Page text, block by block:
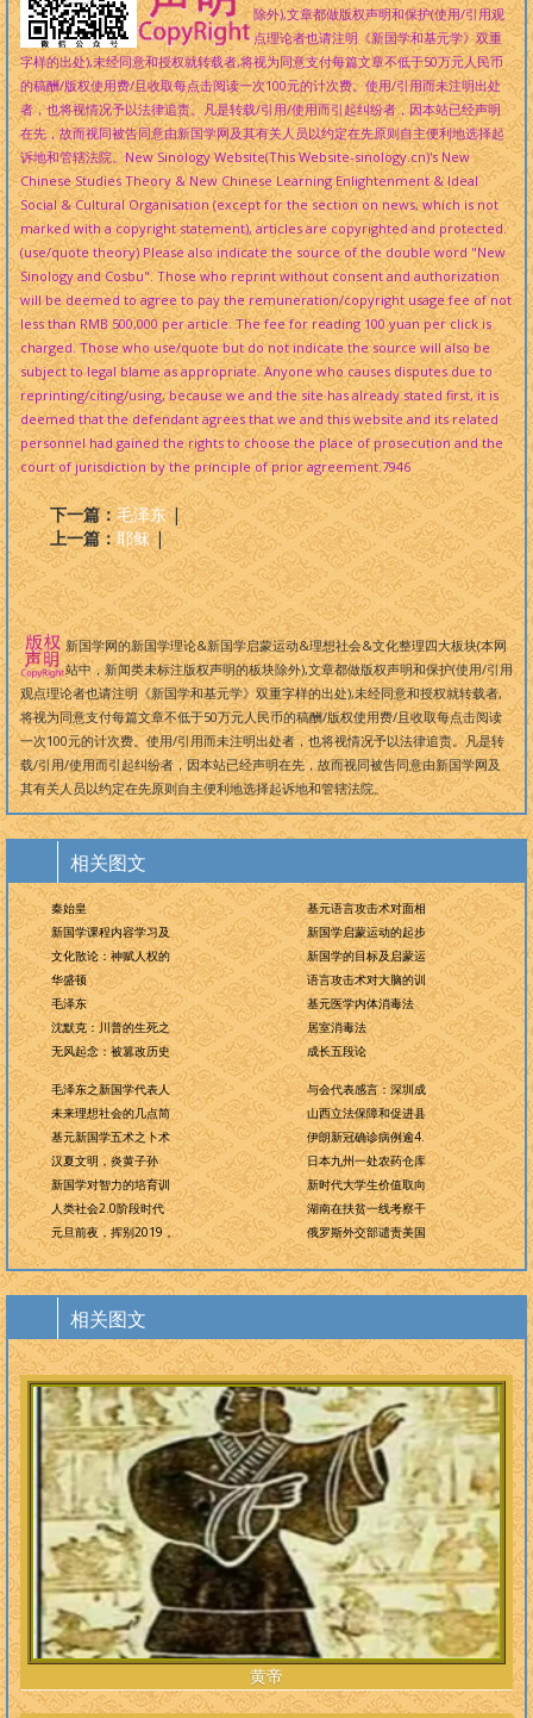
除外),文章都做版权声明和保护(使用/引用观
点理论者也请注明《新国学和基元学》双重
字样的出处),未经同意和授权就转载者,将视为同意支付每篇文章不低于50万元人民币
的稿酬/版权使用费/且收取每点击阅读一次100元的计次费。使用/引用而未注明出处
者，也将视情况予以法律追责。凡是转载/引用/使用而引起纠纷者，因本站已经声明
在先，故而视同被告同意由新国学网及其有关人员以约定在先原则自主便利地选择起
诉地和管辖法院。New Sinology Website(This Website-sinology.cn)'s New
Chinese Studies Theory & New Chinese Learning Enlightenment & Ideal
Social & Cultural Organisation (except for the section on news, which is not
marked with a copyright statement), articles are copyrighted and protected.
(use/quote theory) Please also indicate the source of the double word "New
Sinology and Cosbu". Those who reprint without consent and authorization
will be deemed to agree to pay the remuneration/copyright usage fee of not
less than RMB 500,000 per article. The fee for reading 100 yuan per click is
charged. Those who use/quote but do not indicate the source will also be
subject to legal blame as appropriate. Anyone who causes disputes due to
reprinting/citing/using, because we and the site has already stated first, it is
deemed that the defendant agrees that we and this website and its related
personnel had gained the rights to choose the place of prosecution and the
court of jurisdiction by the principle of prior agreement.7946
下一篇：毛泽东|
上一篇：耶稣|
新国学网的新国学理论&新国学启蒙运动&理想社会&文化整理四大板块(本网
站中，新闻类未标注版权声明的板块除外),文章都做版权声明和保护(使用/引用
观点理论者也请注明《新国学和基元学》双重字样的出处),未经同意和授权就转载者,
将视为同意支付每篇文章不低于50万元人民币的稿酬/版权使用费/且收取每点击阅读
一次100元的计次费。使用/引用而未注明出处者，也将视情况予以法律追责。凡是转
载/引用/使用而引起纠纷者，因本站已经声明在先，故而视同被告同意由新国学网及
其有关人员以约定在先原则自主便利地选择起诉地和管辖法院。
相关图文
秦始皇
新国学课程内容学习及
文化散论：神赋人权的
华盛顿
毛泽东
沈默克：川普的生死之
无风起念：被篡改历史
基元语言攻击术对面相
新国学启蒙运动的起步
新国学的目标及启蒙运
语言攻击术对大脑的训
基元医学内体消毒法
居室消毒法
成长五段论
毛泽东之新国学代表人
未来理想社会的几点简
基元新国学五术之卜术
汉夏文明，炎黄子孙
新国学对智力的培育训
人类社会2.0阶段时代
元旦前夜，挥别2019，
与会代表感言：深圳成
山西立法保障和促进县
伊朗新冠确诊病例逾4.
日本九州一处农药仓库
新时代大学生价值取向
湖南在扶贫一线考察干
俄罗斯外交部谴责美国
相关图文
黄帝